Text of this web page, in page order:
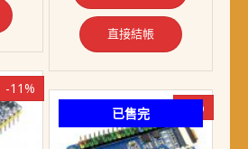
直接結帳
-11%
已售完 -8%